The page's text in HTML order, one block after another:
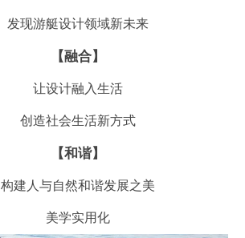
发现游艇设计领域新未来
【融合】
让设计融入生活
创造社会生活新方式
【和谐】
构建人与自然和谐发展之美
美学实用化